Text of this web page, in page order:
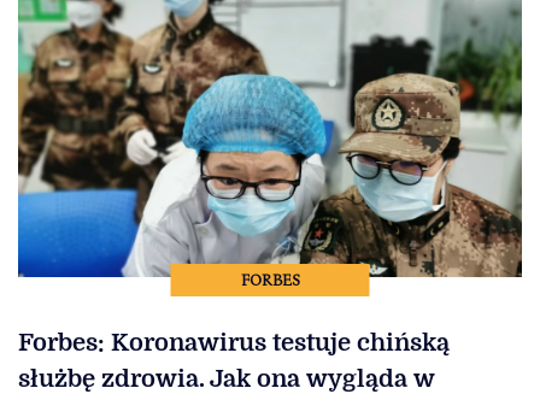
FORBES
Forbes: Koronawirus testuje chińską
służbę zdrowia. Jak ona wygląda w